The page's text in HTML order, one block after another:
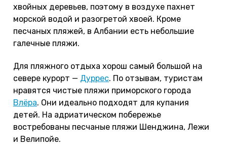
хвойных деревьев, поэтому в воздухе пахнет
морской водой и разогретой хвоей. Кроме
песчаных пляжей, в Албании есть небольшие
галечные пляжи.
Для пляжного отдыха хорош самый большой на
севере курорт — Дуррес. По отзывам, туристам
нравятся чистые пляжи приморского города
Влёра. Они идеально подходят для купания
детей. На адриатическом побережье
востребованы песчаные пляжи Шенджина, Лежи
и Велипойе.